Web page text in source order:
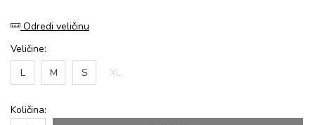
Odredi veličinu
Veličine:
L
M S XL
Količina: